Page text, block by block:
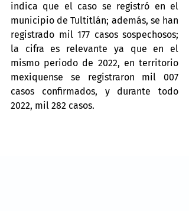
indica que el caso se registró en el
municipio de Tultitlán; además, se han
registrado mil 177 casos sospechosos;
la cifra es relevante ya que en el
mismo periodo de 2022, en territorio
mexiquense se registraron mil 007
casos confirmados, y durante todo
2022, mil 282 casos.